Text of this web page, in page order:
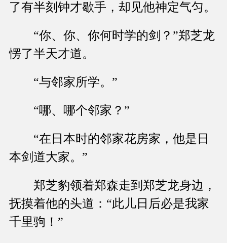
了有半刻钟才歇手，却见他神定气匀。
“你、你、你何时学的剑？”郑芝龙
愣了半天才道。
“与邻家所学。”
“哪、哪个邻家？”
“在日本时的邻家花房家，他是日
本剑道大家。”
郑芝豹领着郑森走到郑芝龙身边，
抚摸着他的头道：“此儿日后必是我家
千里驹！”